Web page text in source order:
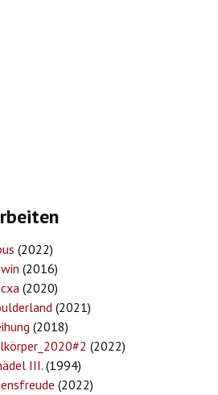
(2022)
(2016)
(2020)
(2021)
(2018)
(2022)
III. (1994)
(2022)